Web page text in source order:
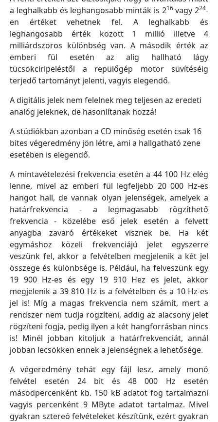
a leghalkabb és leghangosabb minták is 216vagy 224-
en értéket vehetnek fel. A leghalkabb és
leghangosabb érték között 1 millió illetve 4
milliárdszoros különbség van. A második érték az
emberi fül esetén az alig hallható lágy
tücsökciripeléstől a repülőgép motor süvítéséig
terjedő tartományt jelenti, vagyis elegendő.
A digitális jelek nem felelnek meg teljesen az eredeti
analóg jeleknek, de hasonlítanak hozzá!
A stúdiókban azonban a CD minőség esetén csak 16
bites végeredmény jön létre, ami a hallgatható zene
esetében is elegendő.
A mintavételezési frekvencia esetén a 44 100 Hz elég
lenne, mivel az emberi fül legfeljebb 20 000 Hz-es
hangot hall, de vannak olyan jelenségek, amelyek a
határfrekvencia - a legmagasabb rögzíthető
frekvencia - közelébe eső jelek esetén a felvett
anyagba zavaró értékeket visznek be. Ha két
egymáshoz közeli frekvenciájú jelet egyszerre
veszünk fel, akkor a felvételben megjelenik a két jel
összege és különbsége is. Például, ha felveszünk egy
19 900 Hz-es és egy 19 910 Hez es jelet, akkor
megjelenik a 39 810 Hz is a felvételben és a 10 Hz-es
jel is! Míg a magas frekvencia nem számít, mert a
rendszer nem tudja rögzíteni, addig az alacsony jelet
rögzíteni fogja, pedig ilyen a két hangforrásban nincs
is! Minél jobban kitoljuk a határfrekvenciát, annál
jobban lecsökken ennek a jelenségnek a lehetősége.
A végeredmény tehát egy fájl lesz, amely monó
felvétel esetén 24 bit és 48 000 Hz esetén
másodpercenként kb. 150 kB adatot fog tartalmazni
vagyis percenként 9 MByte adatot tartalmaz. Mivel
gyakran sztereó felvételeket készítünk, ezért gyakran